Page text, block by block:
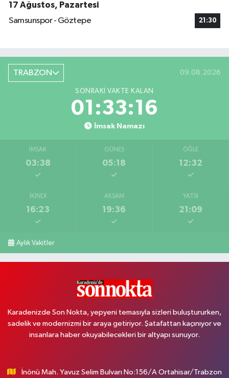
17 Ağustos, Pazartesi
Samsunspor - Göztepe
21:30
TRABZON 09.08.2026
SONRAKI VAKTE KALAN
01:33:16
İmsak Namazı
İMSAK
03:38
GÜNEŞ
05:18
ÖĞLE
12:32
İKINDI
16:23
AKŞAM
19:36
YATSI
21:09
Aylık Vakitler
Karadenizde Son Nokta, yepyeni temasıyla sizleri buluştururken,
sadelik ve modernizmi bir araya getiriyor. Şatafattan kaçınıyor ve
insanlara haber okuyabilecekleri bir altyapı sunuyor.
İnönü Mah. Yavuz Selim Bulvarı No:156/A Ortahisar/Trabzon